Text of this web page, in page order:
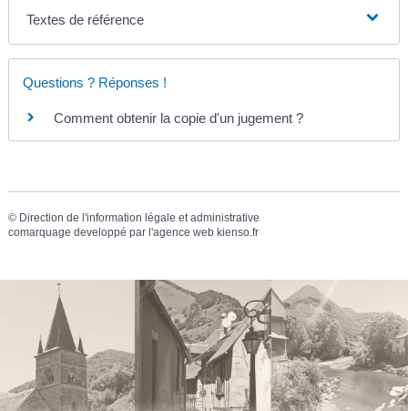
Textes de référence
Questions ? Réponses !
Comment obtenir la copie d'un jugement ?
© Direction de l'information légale et administrative
comarquage developpé par l'agence web kienso.fr